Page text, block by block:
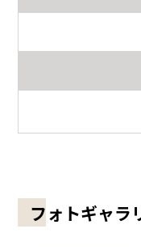
フォトギャラ